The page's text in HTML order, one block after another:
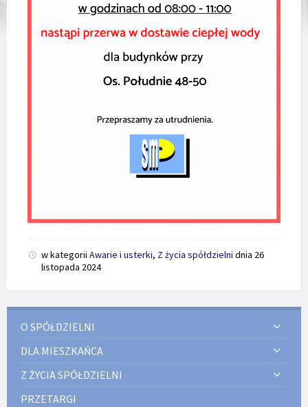
w kategorii Awarie i usterki, Z życia spółdzielni dnia 26
listopada 2024
O SPÓŁDZIELNI
DLA MIESZKAŃCA
Z ŻYCIA SPÓŁDZIELNI
PRZETARGI